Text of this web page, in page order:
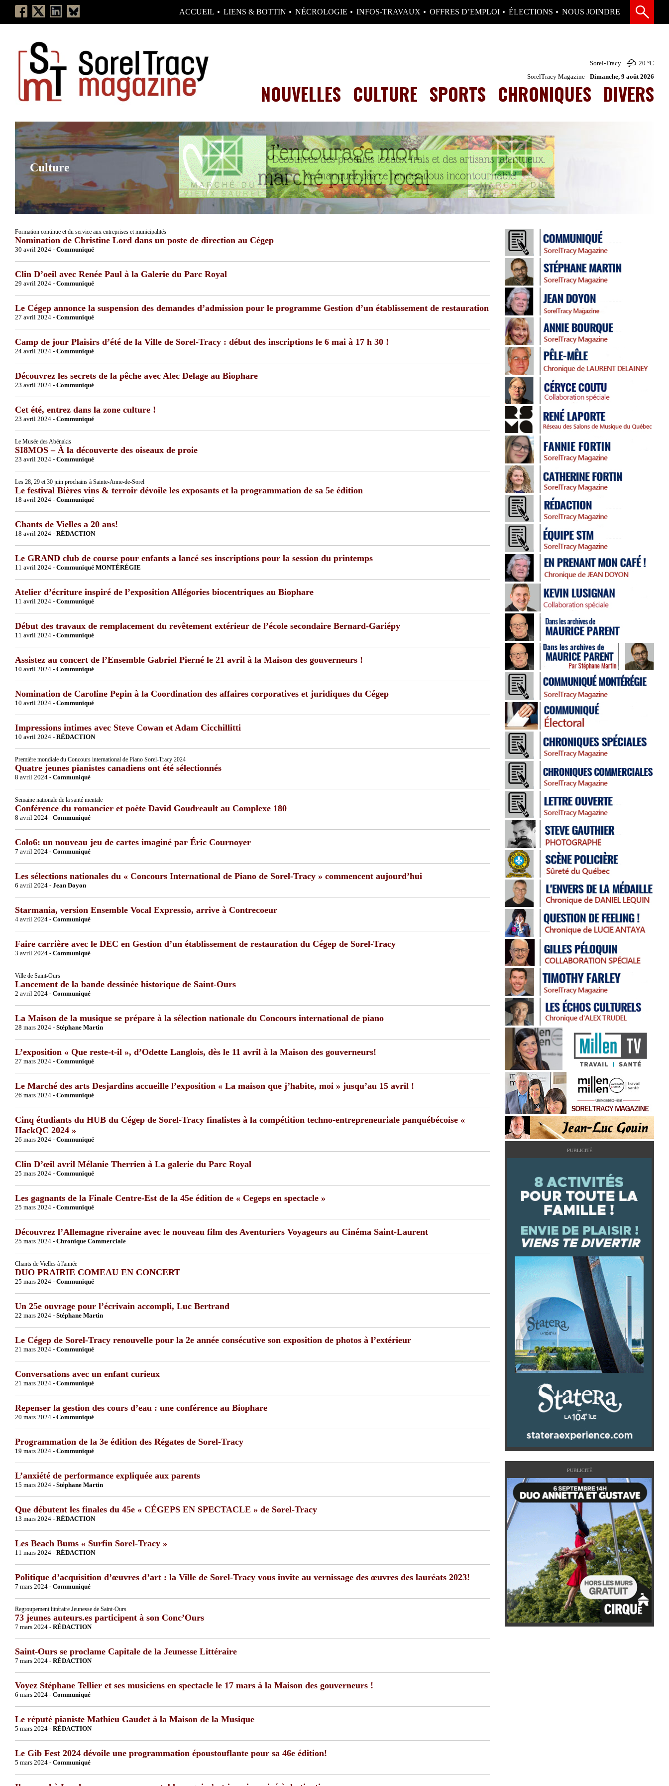
ACCUEIL LIENS & BOTTIN NÉCROLOGIE INFOS-TRAVAUX OFFRES D’EMPLOI ÉLECTIONS NOUS JOINDRE
Sorel-Tracy 20 °C
SorelTracy Magazine - Dimanche, 9 août 2026
NOUVELLES CULTURE SPORTS CHRONIQUES DIVERS
Culture
Formation continue et du service aux entreprises et municipalités
Nomination de Christine Lord dans un poste de direction au Cégep
30 avril 2024 - Communiqué
Clin D’oeil avec Renée Paul à la Galerie du Parc Royal
29 avril 2024 - Communiqué
Le Cégep annonce la suspension des demandes d’admission pour le programme Gestion d’un établissement de restauration
27 avril 2024 - Communiqué
Camp de jour Plaisirs d’été de la Ville de Sorel-Tracy : début des inscriptions le 6 mai à 17 h 30 !
24 avril 2024 - Communiqué
Découvrez les secrets de la pêche avec Alec Delage au Biophare
23 avril 2024 - Communiqué
Cet été, entrez dans la zone culture !
23 avril 2024 - Communiqué
Le Musée des Abénakis
SI8MOS – À la découverte des oiseaux de proie
23 avril 2024 - Communiqué
Les 28, 29 et 30 juin prochains à Sainte-Anne-de-Sorel
Le festival Bières vins & terroir dévoile les exposants et la programmation de sa 5e édition
18 avril 2024 - Communiqué
Chants de Vielles a 20 ans!
18 avril 2024 - RÉDACTION
Le GRAND club de course pour enfants a lancé ses inscriptions pour la session du printemps
11 avril 2024 - Communiqué MONTÉRÉGIE
Atelier d’écriture inspiré de l’exposition Allégories biocentriques au Biophare
11 avril 2024 - Communiqué
Début des travaux de remplacement du revêtement extérieur de l’école secondaire Bernard-Gariépy
11 avril 2024 - Communiqué
Assistez au concert de l’Ensemble Gabriel Pierné le 21 avril à la Maison des gouverneurs !
10 avril 2024 - Communiqué
Nomination de Caroline Pepin à la Coordination des affaires corporatives et juridiques du Cégep
10 avril 2024 - Communiqué
Impressions intimes avec Steve Cowan et Adam Cicchillitti
10 avril 2024 - RÉDACTION
Première mondiale du Concours international de Piano Sorel-Tracy 2024
Quatre jeunes pianistes canadiens ont été sélectionnés
8 avril 2024 - Communiqué
Semaine nationale de la santé mentale
Conférence du romancier et poète David Goudreault au Complexe 180
8 avril 2024 - Communiqué
Colo6: un nouveau jeu de cartes imaginé par Éric Cournoyer
7 avril 2024 - Communiqué
Les sélections nationales du « Concours International de Piano de Sorel-Tracy » commencent aujourd’hui
6 avril 2024 - Jean Doyon
Starmania, version Ensemble Vocal Expressio, arrive à Contrecoeur
4 avril 2024 - Communiqué
Faire carrière avec le DEC en Gestion d’un établissement de restauration du Cégep de Sorel-Tracy
3 avril 2024 - Communiqué
Ville de Saint-Ours
Lancement de la bande dessinée historique de Saint-Ours
2 avril 2024 - Communiqué
La Maison de la musique se prépare à la sélection nationale du Concours international de piano
28 mars 2024 - Stéphane Martin
L’exposition « Que reste-t-il », d’Odette Langlois, dès le 11 avril à la Maison des gouverneurs!
27 mars 2024 - Communiqué
Le Marché des arts Desjardins accueille l’exposition « La maison que j’habite, moi » jusqu’au 15 avril !
26 mars 2024 - Communiqué
Cinq étudiants du HUB du Cégep de Sorel-Tracy finalistes à la compétition techno-entrepreneuriale panquébécoise «
HackQC 2024 »
26 mars 2024 - Communiqué
Clin D’œil avril Mélanie Therrien à La galerie du Parc Royal
25 mars 2024 - Communiqué
Les gagnants de la Finale Centre-Est de la 45e édition de « Cegeps en spectacle »
25 mars 2024 - Communiqué
Découvrez l’Allemagne riveraine avec le nouveau film des Aventuriers Voyageurs au Cinéma Saint-Laurent
25 mars 2024 - Chronique Commerciale
Chants de Vielles à l'année
DUO PRAIRIE COMEAU EN CONCERT
25 mars 2024 - Communiqué
Un 25e ouvrage pour l’écrivain accompli, Luc Bertrand
22 mars 2024 - Stéphane Martin
Le Cégep de Sorel-Tracy renouvelle pour la 2e année consécutive son exposition de photos à l’extérieur
21 mars 2024 - Communiqué
Conversations avec un enfant curieux
21 mars 2024 - Communiqué
Repenser la gestion des cours d’eau : une conférence au Biophare
20 mars 2024 - Communiqué
Programmation de la 3e édition des Régates de Sorel-Tracy
19 mars 2024 - Communiqué
L’anxiété de performance expliquée aux parents
15 mars 2024 - Stéphane Martin
Que débutent les finales du 45e « CÉGEPS EN SPECTACLE » de Sorel-Tracy
13 mars 2024 - RÉDACTION
Les Beach Bums « Surfin Sorel-Tracy »
11 mars 2024 - RÉDACTION
Politique d’acquisition d’œuvres d’art : la Ville de Sorel-Tracy vous invite au vernissage des œuvres des lauréats 2023!
7 mars 2024 - Communiqué
Regroupement littéraire Jeunesse de Saint-Ours
73 jeunes auteurs.es participent à son Conc’Ours
7 mars 2024 - RÉDACTION
Saint-Ours se proclame Capitale de la Jeunesse Littéraire
7 mars 2024 - RÉDACTION
Voyez Stéphane Tellier et ses musiciens en spectacle le 17 mars à la Maison des gouverneurs !
6 mars 2024 - Communiqué
Le réputé pianiste Mathieu Gaudet à la Maison de la Musique
5 mars 2024 - RÉDACTION
Le Gib Fest 2024 dévoile une programmation époustouflante pour sa 46e édition!
5 mars 2024 - Communiqué
PUBLICITÉ
PUBLICITÉ